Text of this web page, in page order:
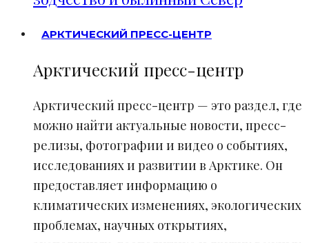
АРКТИЧЕСКИЙ ПРЕСС-ЦЕНТР
Арктический пресс-центр
Арктический пресс-центр — это раздел, где
можно найти актуальные новости, пресс-
релизы, фотографии и видео о событиях,
исследованиях и развитии в Арктике. Он
предоставляет информацию о
климатических изменениях, экологических
проблемах, научных открытиях,